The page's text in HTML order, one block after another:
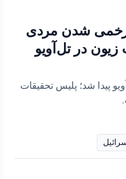
زخمی شدن مردی
زیون در تل‌آویو
پیدا شد؛ پلیس تحقیقات